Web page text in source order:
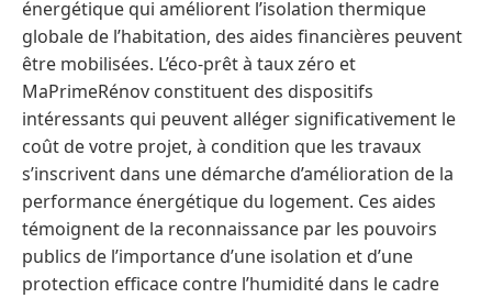
énergétique qui améliorent l’isolation thermique
globale de l’habitation, des aides financières peuvent
être mobilisées. L’éco-prêt à taux zéro et
MaPrimeRénov constituent des dispositifs
intéressants qui peuvent alléger significativement le
coût de votre projet, à condition que les travaux
s’inscrivent dans une démarche d’amélioration de la
performance énergétique du logement. Ces aides
témoignent de la reconnaissance par les pouvoirs
publics de l’importance d’une isolation et d’une
protection efficace contre l’humidité dans le cadre